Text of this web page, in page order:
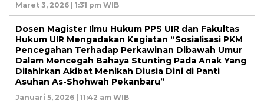
Maret 3, 2026 | 1:31 pm WIB
Dosen Magister Ilmu Hukum PPS UIR dan Fakultas
Hukum UIR Mengadakan Kegiatan “Sosialisasi PKM
Pencegahan Terhadap Perkawinan Dibawah Umur
Dalam Mencegah Bahaya Stunting Pada Anak Yang
Dilahirkan Akibat Menikah Diusia Dini di Panti
Asuhan As-Shohwah Pekanbaru”
Januari 5, 2026 | 11:42 am WIB